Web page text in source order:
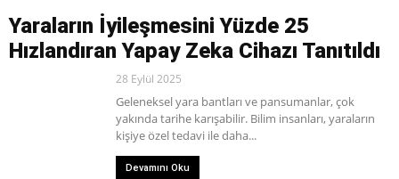
Yaraların İyileşmesini Yüzde 25
Hızlandıran Yapay Zeka Cihazı Tanıtıldı
28 Eylül 2025
Geleneksel yara bantları ve pansumanlar, çok
yakında tarihe karışabilir. Bilim insanları, yaraların
kişiye özel tedavi ile daha...
Devamını Oku